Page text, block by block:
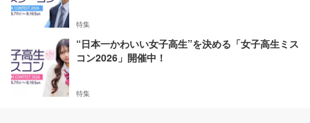
特集
“日本一かわいい女子高生”を決める「女子高生ミス
コン2026」開催中！
特集